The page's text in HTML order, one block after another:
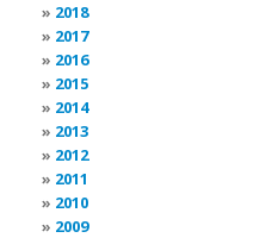
2018
2017
2016
2015
2014
2013
2012
2011
2010
2009